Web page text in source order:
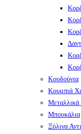
Κουδούνια
Κουμπιά
Μεταλλικά
Μπουκάλια
Ξύλινα